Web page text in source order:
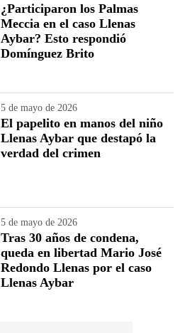
¿Participaron los Palmas
Meccia en el caso Llenas
Aybar? Esto respondió
Domínguez Brito
5 de mayo de 2026
El papelito en manos del niño
Llenas Aybar que destapó la
verdad del crimen
5 de mayo de 2026
Tras 30 años de condena,
queda en libertad Mario José
Redondo Llenas por el caso
Llenas Aybar